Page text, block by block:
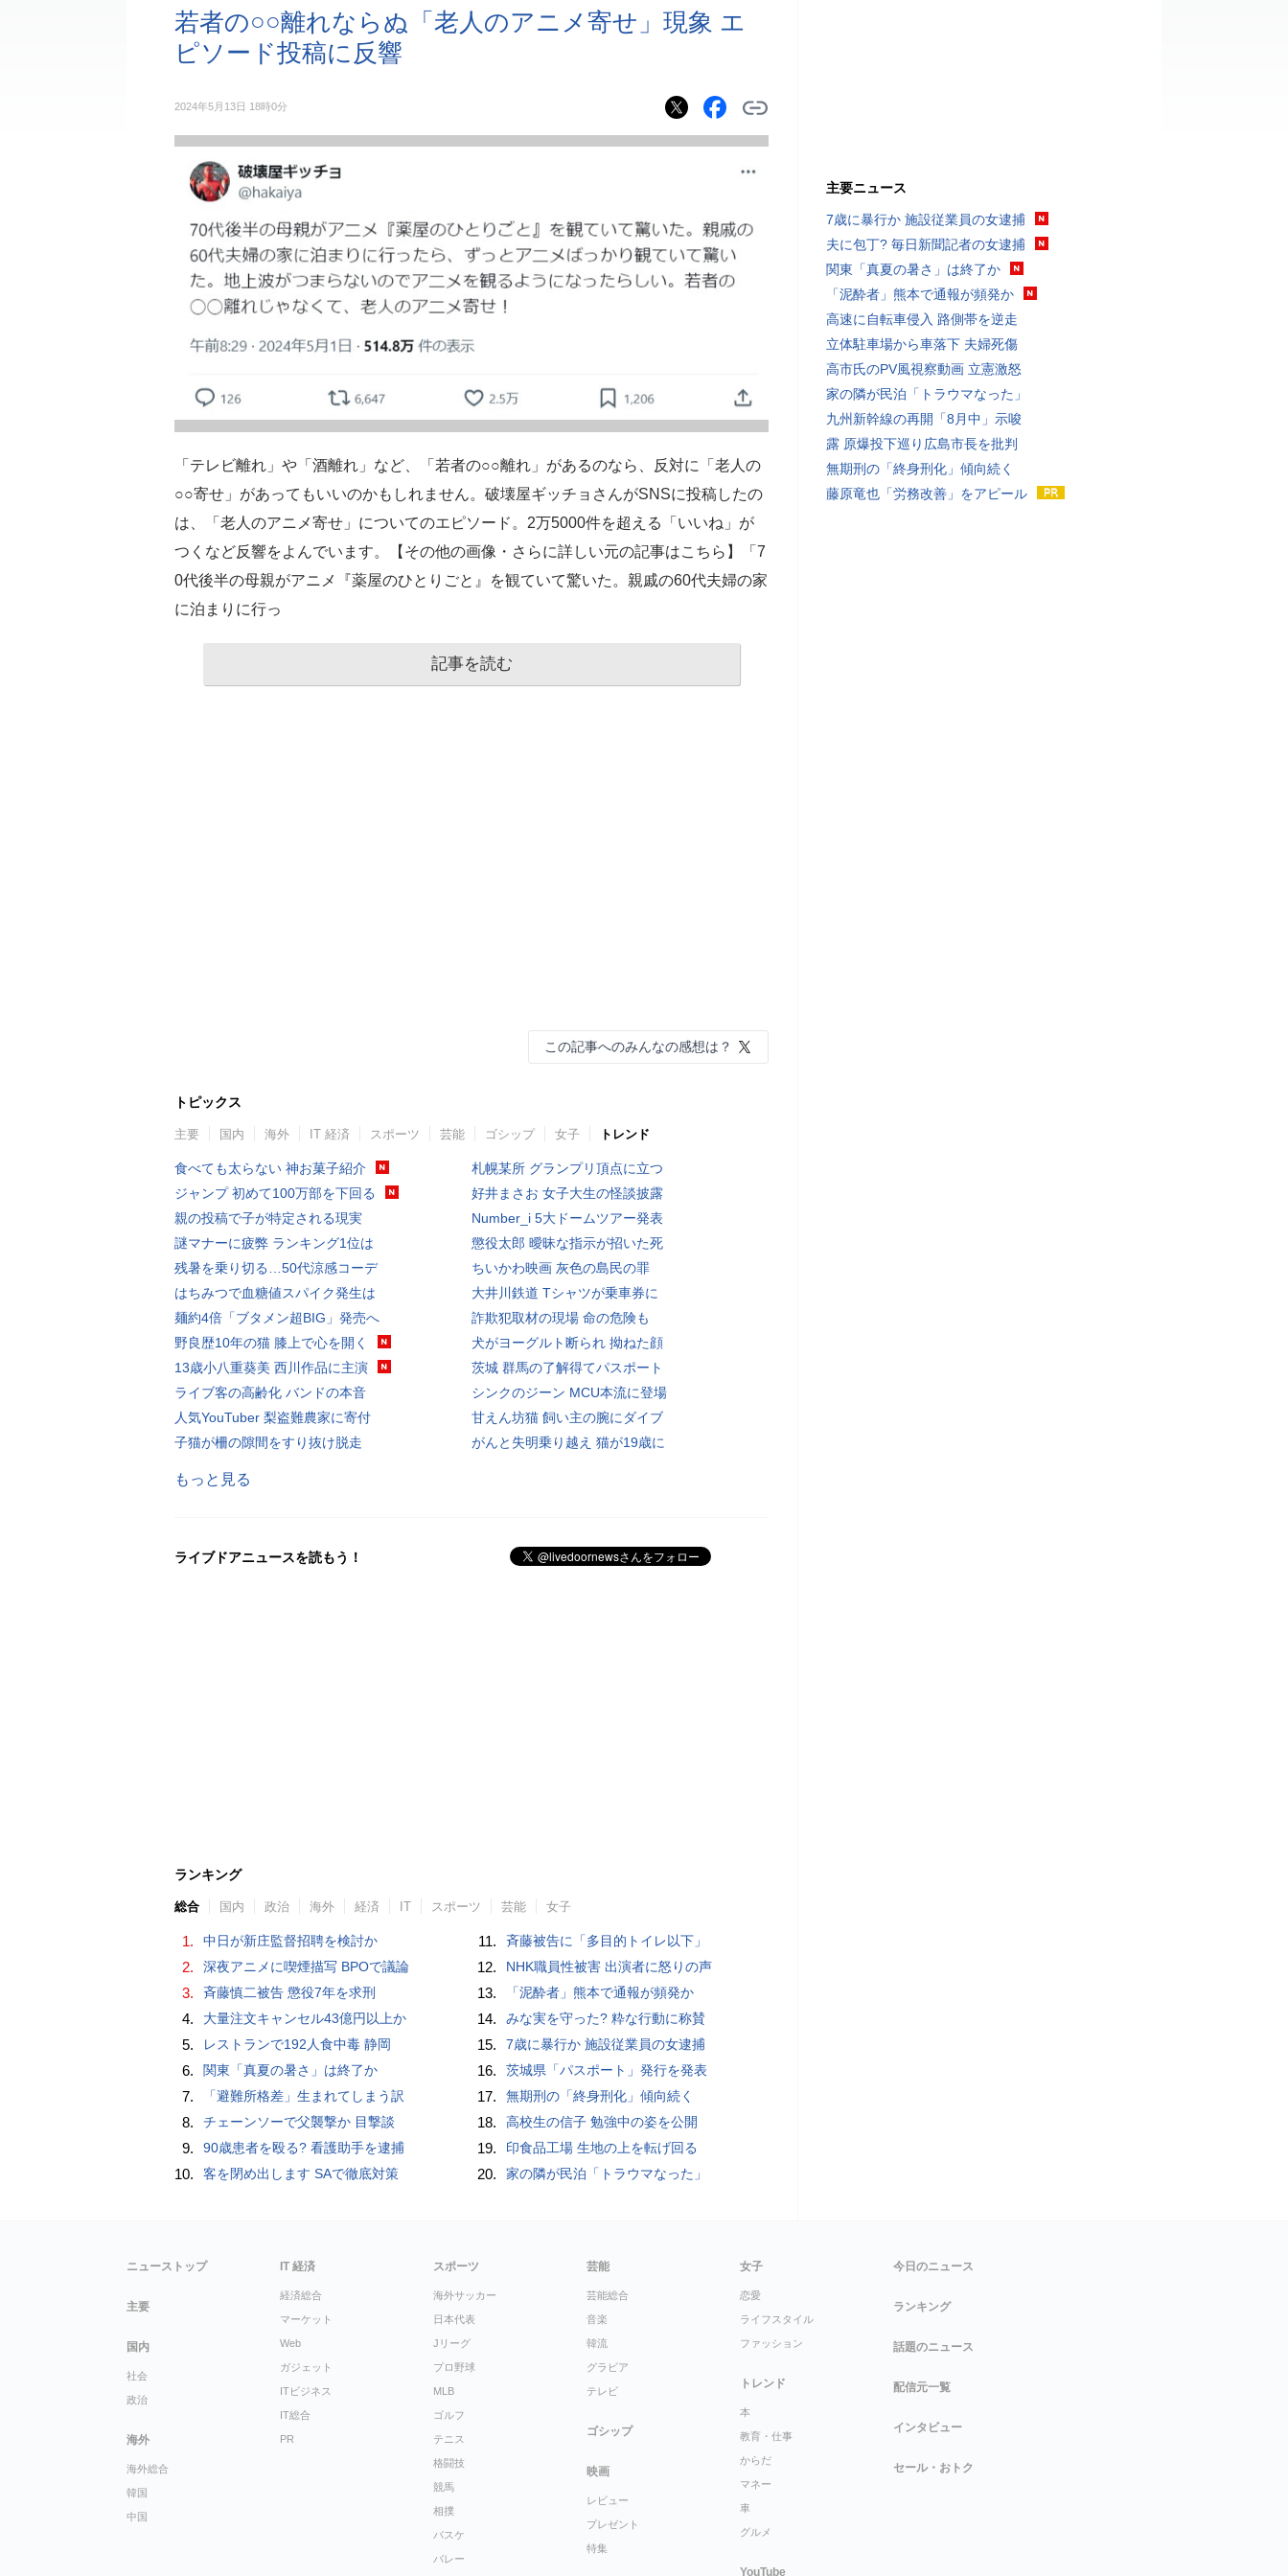
若者の○○離れならぬ「老人のアニメ寄せ」現象 エ
ピソード投稿に反響
2024年5月13日 18時0分
「テレビ離れ」や「酒離れ」など、「若者の○○離れ」があるのなら、反対に「老人の
○○寄せ」があってもいいのかもしれません。破壊屋ギッチョさんがSNSに投稿したの
は、「老人のアニメ寄せ」についてのエピソード。2万5000件を超える「いいね」が
つくなど反響をよんでいます。【その他の画像・さらに詳しい元の記事はこちら】「7
0代後半の母親がアニメ『薬屋のひとりごと』を観ていて驚いた。親戚の60代夫婦の家
に泊まりに行っ
記事を読む
この記事へのみんなの感想は？
トピックス
主要 国内 海外 IT 経済 スポーツ 芸能 ゴシップ 女子 トレンド
食べても太らない 神お菓子紹介
ジャンプ 初めて100万部を下回る
親の投稿で子が特定される現実
謎マナーに疲弊 ランキング1位は
残暑を乗り切る…50代涼感コーデ
はちみつで血糖値スパイク発生は
麺約4倍「ブタメン超BIG」発売へ
野良歴10年の猫 膝上で心を開く
13歳小八重葵美 西川作品に主演
ライブ客の高齢化 バンドの本音
人気YouTuber 梨盗難農家に寄付
子猫が柵の隙間をすり抜け脱走
札幌某所 グランプリ頂点に立つ
好井まさお 女子大生の怪談披露
Number_i 5大ドームツアー発表
懲役太郎 曖昧な指示が招いた死
ちいかわ映画 灰色の島民の罪
大井川鉄道 Tシャツが乗車券に
詐欺犯取材の現場 命の危険も
犬がヨーグルト断られ 拗ねた顔
茨城 群馬の了解得てパスポート
シンクのジーン MCU本流に登場
甘えん坊猫 飼い主の腕にダイブ
がんと失明乗り越え 猫が19歳に
もっと見る
ライブドアニュースを読もう！
ランキング
総合 国内 政治 海外 経済 IT スポーツ 芸能 女子
1. 中日が新庄監督招聘を検討か
2. 深夜アニメに喫煙描写 BPOで議論
3. 斉藤慎二被告 懲役7年を求刑
4. 大量注文キャンセル43億円以上か
5. レストランで192人食中毒 静岡
6. 関東「真夏の暑さ」は終了か
7. 「避難所格差」生まれてしまう訳
8. チェーンソーで父襲撃か 目撃談
9. 90歳患者を殴る? 看護助手を逮捕
10. 客を閉め出します SAで徹底対策
11. 斉藤被告に「多目的トイレ以下」
12. NHK職員性被害 出演者に怒りの声
13. 「泥酔者」熊本で通報が頻発か
14. みな実を守った? 粋な行動に称賛
15. 7歳に暴行か 施設従業員の女逮捕
16. 茨城県「パスポート」発行を発表
17. 無期刑の「終身刑化」傾向続く
18. 高校生の信子 勉強中の姿を公開
19. 印食品工場 生地の上を転げ回る
20. 家の隣が民泊「トラウマなった」
主要ニュース
7歳に暴行か 施設従業員の女逮捕
夫に包丁? 毎日新聞記者の女逮捕
関東「真夏の暑さ」は終了か
「泥酔者」熊本で通報が頻発か
高速に自転車侵入 路側帯を逆走
立体駐車場から車落下 夫婦死傷
高市氏のPV風視察動画 立憲激怒
家の隣が民泊「トラウマなった」
九州新幹線の再開「8月中」示唆
露 原爆投下巡り広島市長を批判
無期刑の「終身刑化」傾向続く
藤原竜也「労務改善」をアピール
ニューストップ
主要
国内
社会
政治
海外
海外総合
韓国
中国
IT 経済
経済総合
マーケット
Web
ガジェット
ITビジネス
IT総合
PR
スポーツ
海外サッカー
日本代表
Jリーグ
プロ野球
MLB
ゴルフ
テニス
格闘技
競馬
相撲
バスケ
バレー
芸能
芸能総合
音楽
韓流
グラビア
テレビ
ゴシップ
映画
レビュー
プレゼント
特集
女子
恋愛
ライフスタイル
ファッション
トレンド
本
教育・仕事
からだ
マネー
車
グルメ
YouTube
今日のニュース
ランキング
話題のニュース
配信元一覧
インタビュー
セール・おトク